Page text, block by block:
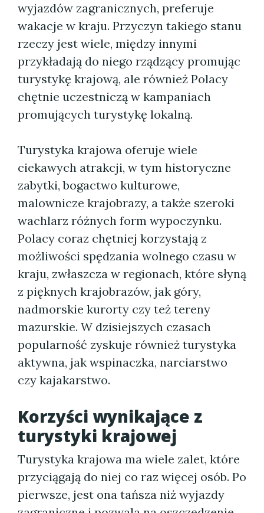
wyjazdów zagranicznych, preferuje
wakacje w kraju. Przyczyn takiego stanu
rzeczy jest wiele, między innymi
przykładają do niego rządzący promując
turystykę krajową, ale również Polacy
chętnie uczestniczą w kampaniach
promujących turystykę lokalną.
Turystyka krajowa oferuje wiele
ciekawych atrakcji, w tym historyczne
zabytki, bogactwo kulturowe,
malownicze krajobrazy, a także szeroki
wachlarz różnych form wypoczynku.
Polacy coraz chętniej korzystają z
możliwości spędzania wolnego czasu w
kraju, zwłaszcza w regionach, które słyną
z pięknych krajobrazów, jak góry,
nadmorskie kurorty czy też tereny
mazurskie. W dzisiejszych czasach
popularność zyskuje również turystyka
aktywna, jak wspinaczka, narciarstwo
czy kajakarstwo.
Korzyści wynikające z
turystyki krajowej
Turystyka krajowa ma wiele zalet, które
przyciągają do niej co raz więcej osób. Po
pierwsze, jest ona tańsza niż wyjazdy